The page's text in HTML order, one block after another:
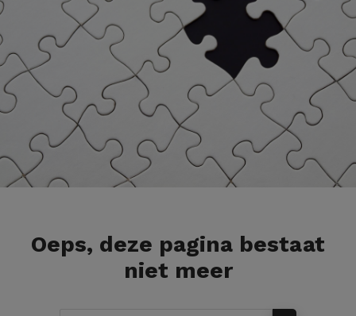
Oeps, deze pagina bestaat
niet meer